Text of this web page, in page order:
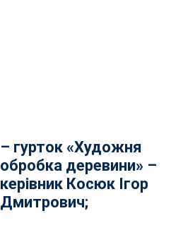
– гурток «Художня
обробка деревини» –
керівник Косюк Ігор
Дмитрович;